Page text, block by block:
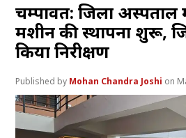
चम्पावत: जिला
मशीन की स्थापना शुरू,
किया निरीक्षण
Mohan Chandra Joshi